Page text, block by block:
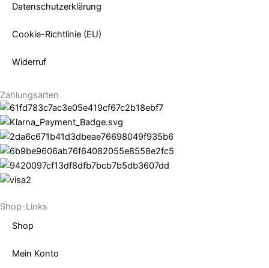
Datenschutzerklärung
Cookie-Richtlinie (EU)
Widerruf
Zahlungsarten
Shop-Links
Shop
Mein Konto